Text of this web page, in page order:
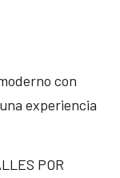
con
experiencia
POR